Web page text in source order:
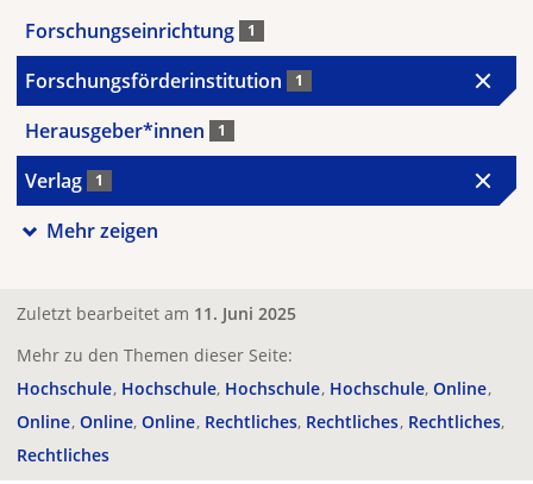
Forschungseinrichtung 1
Forschungsförderinstitution 1
Herausgeber*innen 1
Verlag 1
Mehr zeigen
Zuletzt bearbeitet am 11. Juni 2025
Mehr zu den Themen dieser Seite:
Hochschule Hochschule Hochschule Hochschule Online
Online Online Online Rechtliches Rechtliches Rechtliches
Rechtliches